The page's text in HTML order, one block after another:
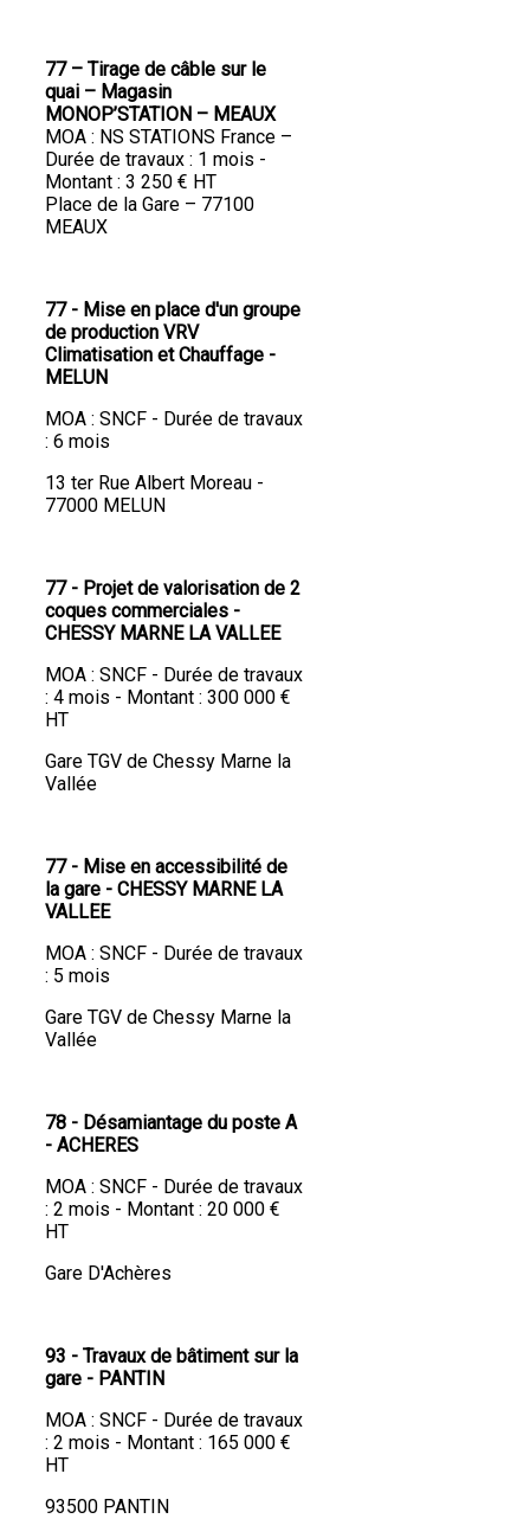
77 – Tirage de câble sur le
quai – Magasin
MONOP’STATION – MEAUX
MOA : NS STATIONS France –
Durée de travaux : 1 mois -
Montant : 3 250 € HT
Place de la Gare – 77100
MEAUX
77 - Mise en place d'un groupe
de production VRV
Climatisation et Chauffage -
MELUN
MOA : SNCF - Durée de travaux
: 6 mois
13 ter Rue Albert Moreau -
77000 MELUN
77 - Projet de valorisation de 2
coques commerciales -
CHESSY MARNE LA VALLEE
MOA : SNCF - Durée de travaux
: 4 mois - Montant : 300 000 €
HT
Gare TGV de Chessy Marne la
Vallée
77 - Mise en accessibilité de
la gare - CHESSY MARNE LA
VALLEE
MOA : SNCF - Durée de travaux
: 5 mois
Gare TGV de Chessy Marne la
Vallée
78 - Désamiantage du poste A
- ACHERES
MOA : SNCF - Durée de travaux
: 2 mois - Montant : 20 000 €
HT
Gare D'Achères
93 - Travaux de bâtiment sur la
gare - PANTIN
MOA : SNCF - Durée de travaux
: 2 mois - Montant : 165 000 €
HT
93500 PANTIN